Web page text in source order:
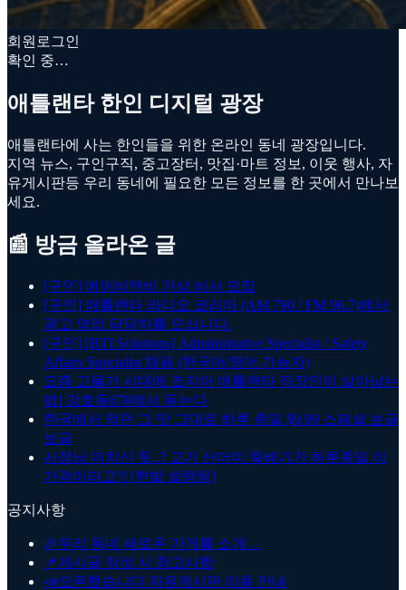
회원로그인
확인 중…
애틀랜타 한인 디지털 광장
애틀랜타에 사는 한인들을 위한 온라인 동네 광장입니다.
지역 뉴스, 구인구직, 중고장터, 맛집·마트 정보, 이웃 행사, 자
유게시판등 우리 동네에 필요한 모든 정보를 한 곳에서 만나보
세요.
📰 방금 올라온 글
[구인] 에어비앤비 가상 비서 모집
[구인] 애틀랜타 라디오 코리아 (AM 790 / FM 96.7)에서
광고 영업 담당자를 모십니다.
[구인] [BTI Solutions] Administrative Specialist / Safety
Affairs Specialist 채용 (한국어/영어 가능자)
요즘 고물가 시대에 조지아 애틀랜타 직장인이 살아남는
법! 강호동678에서 듣는다
한국에서 먹던 그 맛 그대로 하루 종일 $9.99 스페셜 보글
보글
사장님 미치신 듯..? 고기 산더미 뚝배기가 하루종일 이
가격이라고?! [한밭 설렁탕]
공지사항
🎉우리 동네 새로운 가게를 소개…
📌게시글 작성 시 참고사항
📣오픈했습니다 자유게시판 이용 안내